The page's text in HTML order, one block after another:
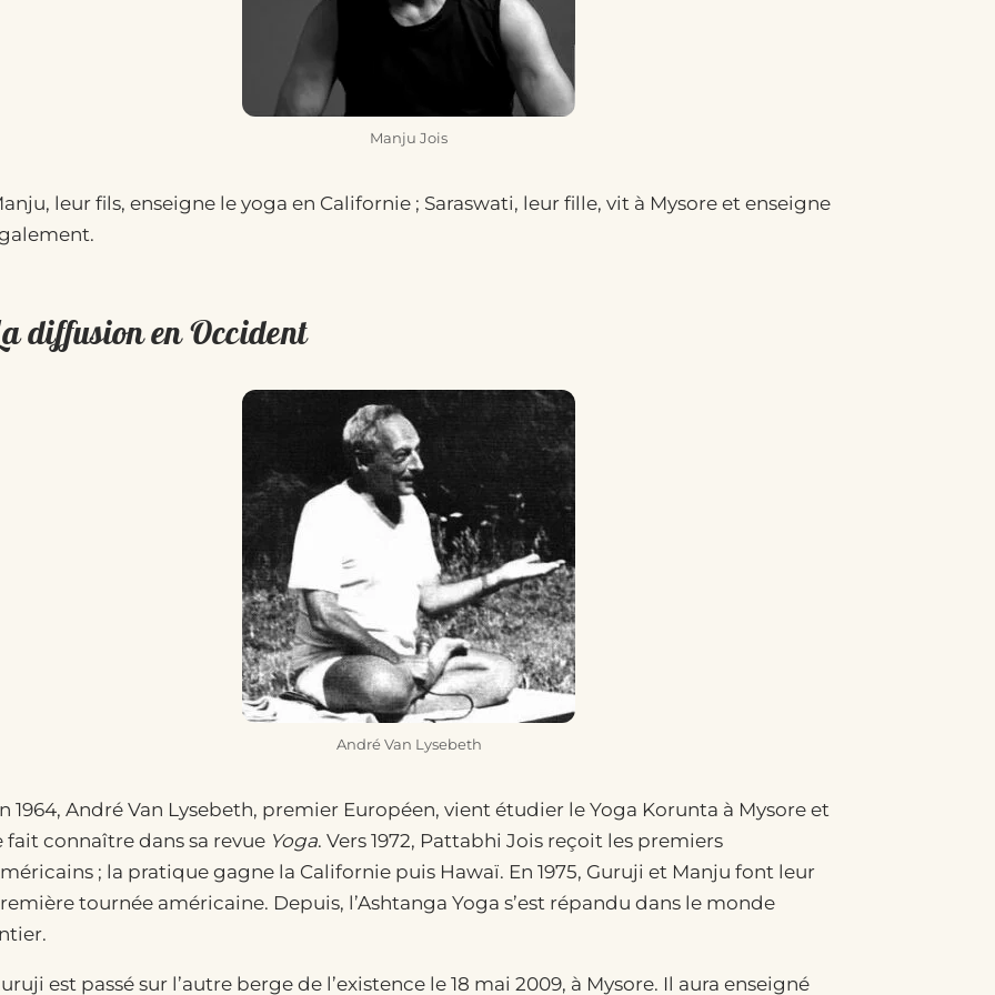
Manju Jois
leur fils, enseigne le yoga en Californie ; Saraswati, leur fille, vit à Mysore et enseigne
diffusion en Occident
André Van Lysebeth
1964, André Van Lysebeth, premier Européen, vient étudier le Yoga Korunta à Mysore et
fait connaître dans sa revue Yoga. Vers 1972, Pattabhi Jois reçoit les premiers
; la pratique gagne la Californie puis Hawaï. En 1975, Guruji et Manju font leur
tournée américaine. Depuis, l’Ashtanga Yoga s’est répandu dans le monde
est passé sur l’autre berge de l’existence le 18 mai 2009, à Mysore. Il aura enseigné